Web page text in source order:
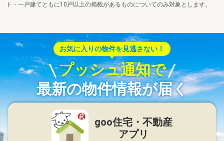
ト・一戸建てともに10戸以上の掲載があるものについてのみ対象とします。
お気に入りの物件を見逃さない！
プッシュ通知で
最新の物件情報が届く
goo住宅・不動産
アプリ